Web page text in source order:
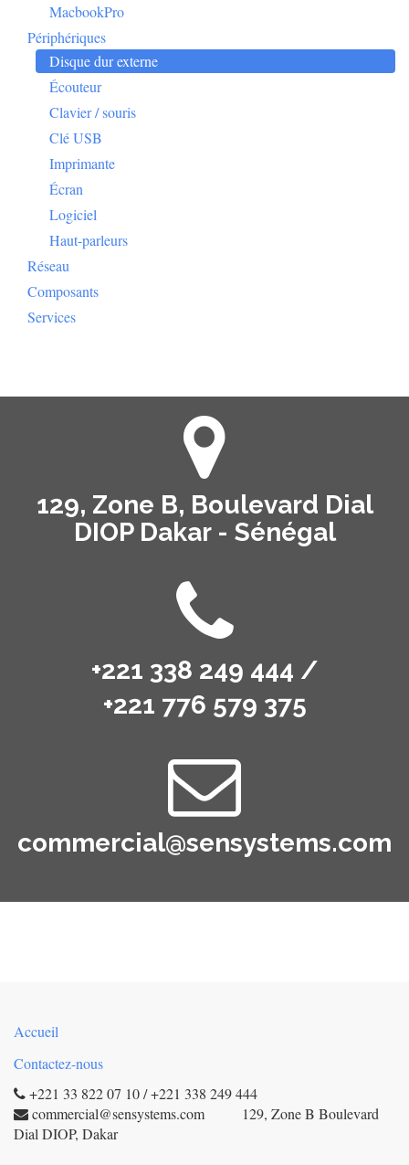
MacbookPro
Périphériques
Disque dur externe
Écouteur
Clavier / souris
Clé USB
Imprimante
Écran
Logiciel
Haut-parleurs
Réseau
Composants
Services
129, Zone B, Boulevard Dial
DIOP Dakar - Sénégal
+221 338 249 444 /
+221 776 579 375
commercial@sensystems.com
Accueil
Contactez-nous
+221 33 822 07 10 / +221 338 249 444
commercial@sensystems.com 129, Zone B Boulevard
Dial DIOP, Dakar